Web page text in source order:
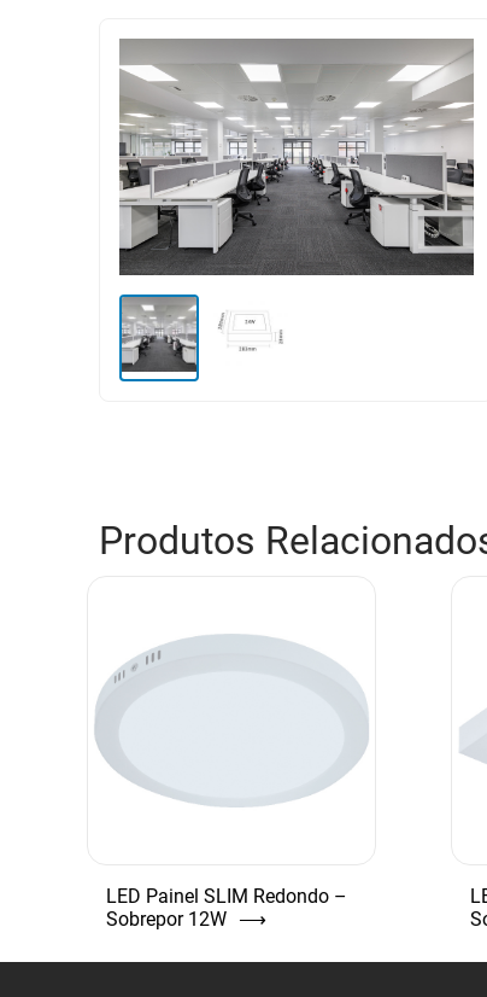
Produtos
LED Painel SLIM Redondo –
Sobrepor 12W ⟶